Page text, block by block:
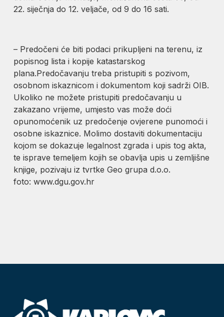
22. siječnja do 12. veljače, od 9 do 16 sati.
– Predočeni će biti podaci prikupljeni na terenu, iz
popisnog lista i kopije katastarskog
plana.Predočavanju treba pristupiti s pozivom,
osobnom iskaznicom i dokumentom koji sadrži OIB.
Ukoliko ne možete pristupiti predočavanju u
zakazano vrijeme, umjesto vas može doći
opunomoćenik uz predočenje ovjerene punomoći i
osobne iskaznice. Molimo dostaviti dokumentaciju
kojom se dokazuje legalnost zgrada i upis tog akta,
te isprave temeljem kojih se obavlja upis u zemljišne
knjige, pozivaju iz tvrtke Geo grupa d.o.o.
foto: www.dgu.gov.hr